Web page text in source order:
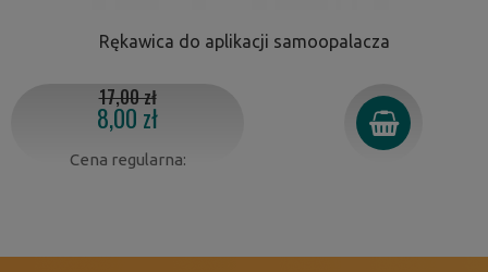
Rękawica do aplikacji samoopalacza
8,00 zł
Cena regularna:
17,00 zł